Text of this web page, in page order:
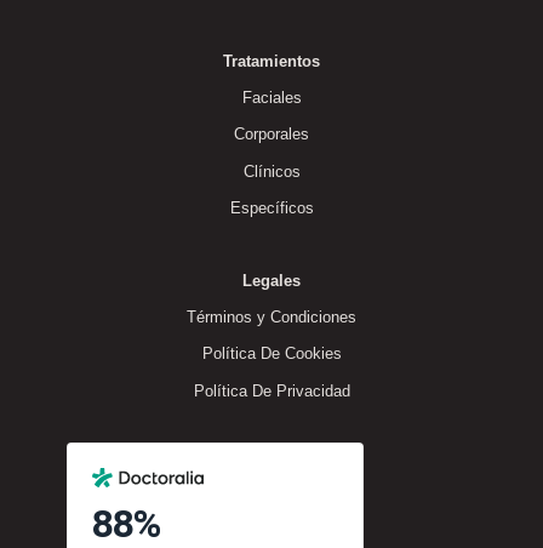
Tratamientos
Faciales
Corporales
Clínicos
Específicos
Legales
Términos y Condiciones
Política De Cookies
Política De Privacidad